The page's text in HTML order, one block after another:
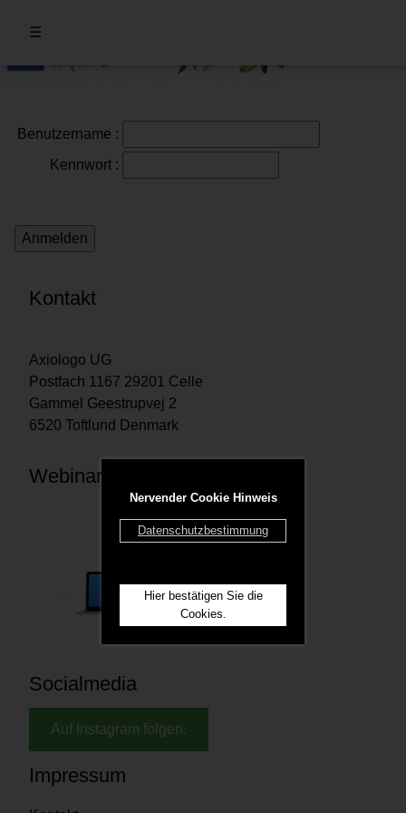
Nervender Cookie Hinweis
Datenschutzbestimmung
Hier bestätigen Sie die
Cookies.
☰
Benutzername :
Kennwort :
Kontakt
Axiologo UG
Postfach 1167 29201 Celle
Gammel Geestrupvej 2
6520 Toftlund Denmark
Webinare
Socialmedia
Auf Instagram folgen.
Impressum